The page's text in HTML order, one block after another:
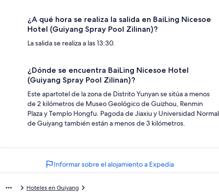
¿A qué hora se realiza la salida en BaiLing Nicesoe
Hotel (Guiyang Spray Pool Zilinan)?
La salida se realiza a las 13:30.
¿Dónde se encuentra BaiLing Nicesoe Hotel
(Guiyang Spray Pool Zilinan)?
Este apartotel de la zona de Distrito Yunyan se sitúa a menos
de 2 kilómetros de Museo Geológico de Guizhou, Renmin
Plaza y Templo Hongfu. Pagoda de Jiaxiu y Universidad Normal
de Guiyang también están a menos de 3 kilómetros.
Informar sobre el alojamiento a Expedia
Hoteles en Guiyang